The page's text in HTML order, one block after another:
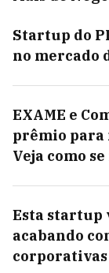
Startup do
no mercado
EXAME e
prêmio
Veja como
Esta startup
acabando
corporativas